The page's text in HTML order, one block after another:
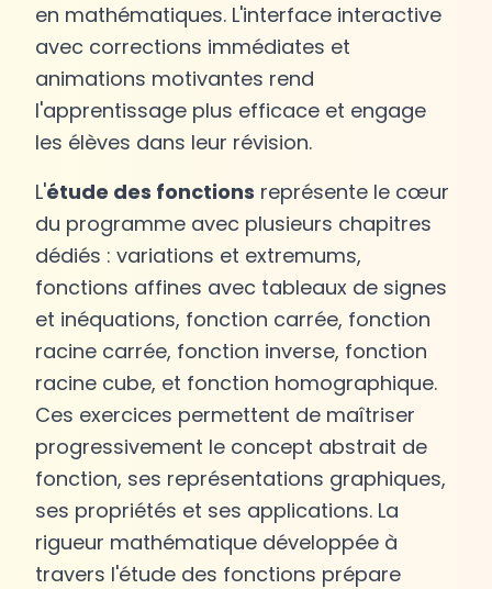
en mathématiques. L'interface interactive
avec corrections immédiates et
animations motivantes rend
l'apprentissage plus efficace et engage
les élèves dans leur révision.
L'étude des fonctions représente le cœur
du programme avec plusieurs chapitres
dédiés : variations et extremums,
fonctions affines avec tableaux de signes
et inéquations, fonction carrée, fonction
racine carrée, fonction inverse, fonction
racine cube, et fonction homographique.
Ces exercices permettent de maîtriser
progressivement le concept abstrait de
fonction, ses représentations graphiques,
ses propriétés et ses applications. La
rigueur mathématique développée à
travers l'étude des fonctions prépare